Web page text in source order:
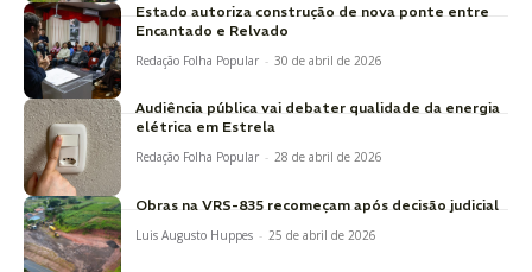
Estado autoriza construção de nova ponte entre
Encantado e Relvado
Redação Folha Popular - 30 de abril de 2026
Audiência pública vai debater qualidade da energia
elétrica em Estrela
Redação Folha Popular - 28 de abril de 2026
Obras na VRS-835 recomeçam após decisão judicial
Luis Augusto Huppes - 25 de abril de 2026